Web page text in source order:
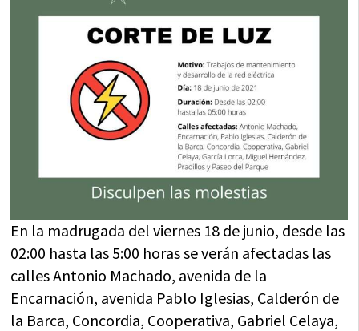
En la madrugada del viernes 18 de junio, desde las
02:00 hasta las 5:00 horas se verán afectadas las
calles Antonio Machado, avenida de la
Encarnación, avenida Pablo Iglesias, Calderón de
la Barca, Concordia, Cooperativa, Gabriel Celaya,